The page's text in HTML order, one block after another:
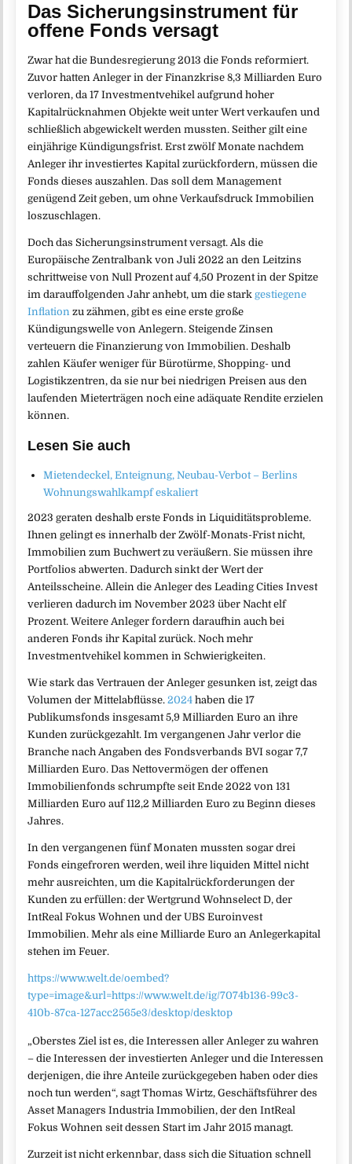
Das Sicherungsinstrument für
offene Fonds versagt
Zwar hat die Bundesregierung 2013 die Fonds reformiert.
Zuvor hatten Anleger in der Finanzkrise 8,3 Milliarden Euro
verloren, da 17 Investmentvehikel aufgrund hoher
Kapitalrücknahmen Objekte weit unter Wert verkaufen und
schließlich abgewickelt werden mussten. Seither gilt eine
einjährige Kündigungsfrist. Erst zwölf Monate nachdem
Anleger ihr investiertes Kapital zurückfordern, müssen die
Fonds dieses auszahlen. Das soll dem Management
genügend Zeit geben, um ohne Verkaufsdruck Immobilien
loszuschlagen.
Doch das Sicherungsinstrument versagt. Als die
Europäische Zentralbank von Juli 2022 an den Leitzins
schrittweise von Null Prozent auf 4,50 Prozent in der Spitze
im darauffolgenden Jahr anhebt, um die starkgestiegene
Inflation zu zähmen, gibt es eine erste große
Kündigungswelle von Anlegern. Steigende Zinsen
verteuern die Finanzierung von Immobilien. Deshalb
zahlen Käufer weniger für Bürotürme, Shopping- und
Logistikzentren, da sie nur bei niedrigen Preisen aus den
laufenden Mieterträgen noch eine adäquate Rendite erzielen
können.
Lesen Sie auch
Mietendeckel, Enteignung, Neubau-Verbot – Berlins
Wohnungswahlkampf eskaliert
2023 geraten deshalb erste Fonds in Liquiditätsprobleme.
Ihnen gelingt es innerhalb der Zwölf-Monats-Frist nicht,
Immobilien zum Buchwert zu veräußern. Sie müssen ihre
Portfolios abwerten. Dadurch sinkt der Wert der
Anteilsscheine. Allein die Anleger des Leading Cities Invest
verlieren dadurch im November 2023 über Nacht elf
Prozent. Weitere Anleger fordern daraufhin auch bei
anderen Fonds ihr Kapital zurück. Noch mehr
Investmentvehikel kommen in Schwierigkeiten.
Wie stark das Vertrauen der Anleger gesunken ist, zeigt das
Volumen der Mittelabflüsse.2024 haben die 17
Publikumsfonds insgesamt 5,9 Milliarden Euro an ihre
Kunden zurückgezahlt. Im vergangenen Jahr verlor die
Branche nach Angaben des Fondsverbands BVI sogar 7,7
Milliarden Euro. Das Nettovermögen der offenen
Immobilienfonds schrumpfte seit Ende 2022 von 131
Milliarden Euro auf 112,2 Milliarden Euro zu Beginn dieses
Jahres.
In den vergangenen fünf Monaten mussten sogar drei
Fonds eingefroren werden, weil ihre liquiden Mittel nicht
mehr ausreichten, um die Kapitalrückforderungen der
Kunden zu erfüllen: der Wertgrund Wohnselect D, der
IntReal Fokus Wohnen und der UBS Euroinvest
Immobilien. Mehr als eine Milliarde Euro an Anlegerkapital
stehen im Feuer.
https://www.welt.de/oembed?
type=image&url=https://www.welt.de/ig/7074b136-99c3-
410b-87ca-127acc2565e3/desktop/desktop
„Oberstes Ziel ist es, die Interessen aller Anleger zu wahren
– die Interessen der investierten Anleger und die Interessen
derjenigen, die ihre Anteile zurückgegeben haben oder dies
noch tun werden“, sagt Thomas Wirtz, Geschäftsführer des
Asset Managers Industria Immobilien, der den IntReal
Fokus Wohnen seit dessen Start im Jahr 2015 managt.
Zurzeit ist nicht erkennbar, dass sich die Situation schnell